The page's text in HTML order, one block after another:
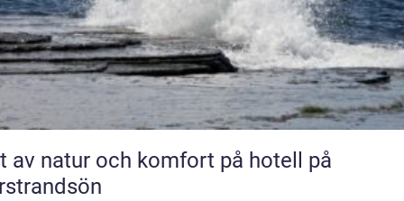
av natur och komfort på hotell på